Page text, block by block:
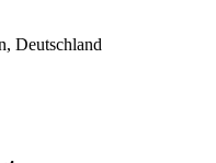
Deutschland